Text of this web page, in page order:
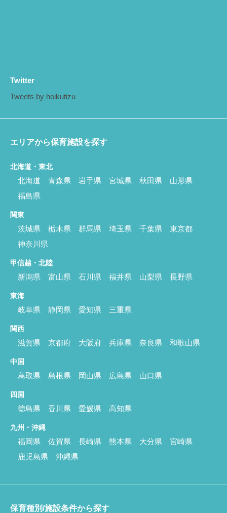
Twitter
Tweets by hoikutizu
エリアから保育施設を探す
北海道・東北
北海道 青森県 岩手県 宮城県 秋田県
山形県
福島県
関東
茨城県 栃木県 群馬県 埼玉県 千葉県
東京都
神奈川県
甲信越・北陸
新潟県 富山県 石川県 福井県 山梨県 長野県
東海
岐阜県 静岡県 愛知県 三重県
関西
滋賀県 京都府 大阪府 兵庫県 奈良県 和歌山県
中国
鳥取県 島根県 岡山県 広島県 山口県
四国
徳島県 香川県 愛媛県 高知県
九州・沖縄
福岡県 佐賀県 長崎県 熊本県 大分県
宮崎県
鹿児島県
沖縄県
保育種別/施設条件から探す